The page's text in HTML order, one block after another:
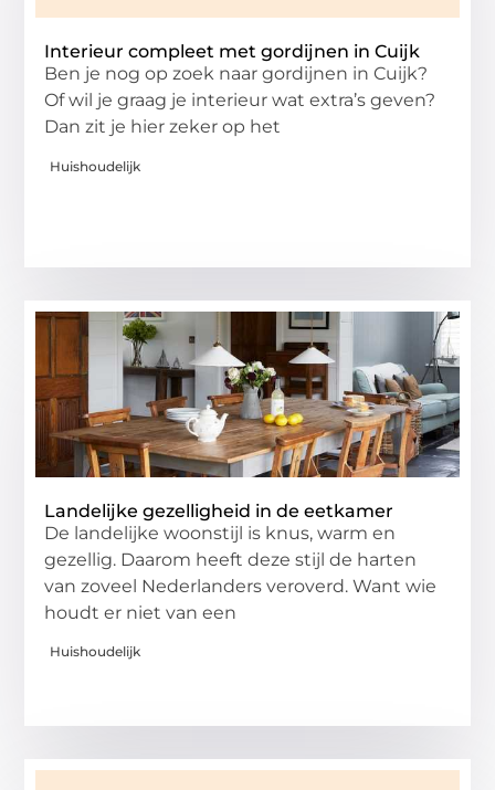
Interieur compleet met gordijnen in Cuijk
Ben je nog op zoek naar gordijnen in Cuijk?
Of wil je graag je interieur wat extra’s geven?
Dan zit je hier zeker op het
Huishoudelijk
Landelijke gezelligheid in de eetkamer
De landelijke woonstijl is knus, warm en
gezellig. Daarom heeft deze stijl de harten
van zoveel Nederlanders veroverd. Want wie
houdt er niet van een
Huishoudelijk